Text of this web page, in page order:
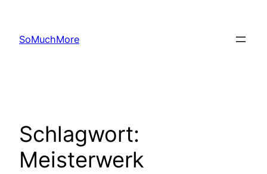
springen
SoMuchMore
Schlagwort:
Meisterwerk